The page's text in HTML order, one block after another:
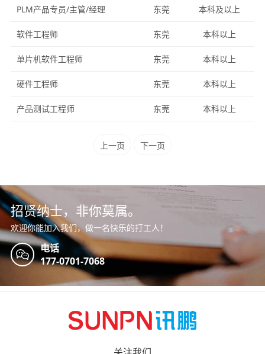
PLM产品专员/主管/经理 东莞 本科及以上
软件工程师 东莞 本科以上
单片机软件工程师 东莞 本科以上
硬件工程师 东莞 本科以上
产品测试工程师 东莞 本科以上
上一页 下一页
招贤纳士，非你莫属。
欢迎你能加入我们，做一名快乐的打工人！
电话
177-0701-7068